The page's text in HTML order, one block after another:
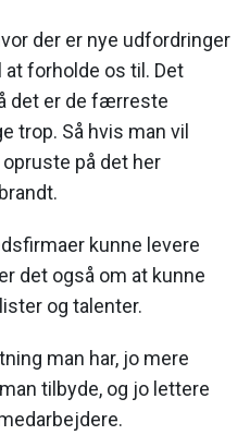
der er nye udfordringer
forholde os til. Det
det er de færreste
trop. Så hvis man vil
på det her
kunne levere
det også om at kunne
og talenter.
man har, jo mere
tilbyde, og jo lettere